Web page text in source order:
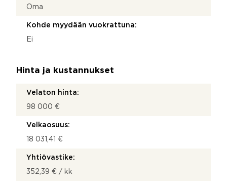
Oma
Kohde myydään vuokrattuna:
Ei
Hinta ja kustannukset
Velaton hinta:
98 000 €
Velkaosuus:
18 031,41 €
Yhtiövastike:
352,39 € / kk